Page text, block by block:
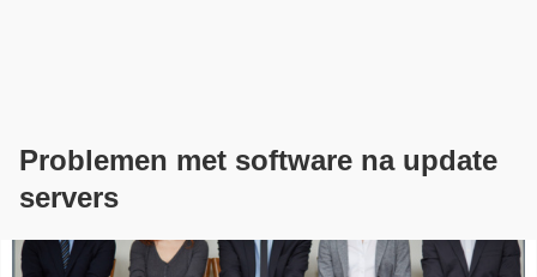
Problemen met software na update
servers